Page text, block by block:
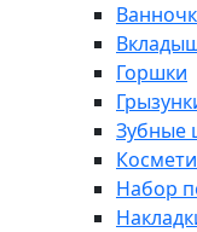
Горшки
Зубные
Набор